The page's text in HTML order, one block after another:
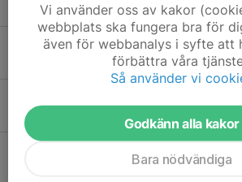
18 feb, 08:43 5
VM kval Rättvik
3 nov 2025 2
0
Vi använder oss av kakor
webbplats ska fungera bra för
även för webbanalys i syfte att
förbättra våra
Så använder vi
Godkänn alla kakor
Bara nödvändiga